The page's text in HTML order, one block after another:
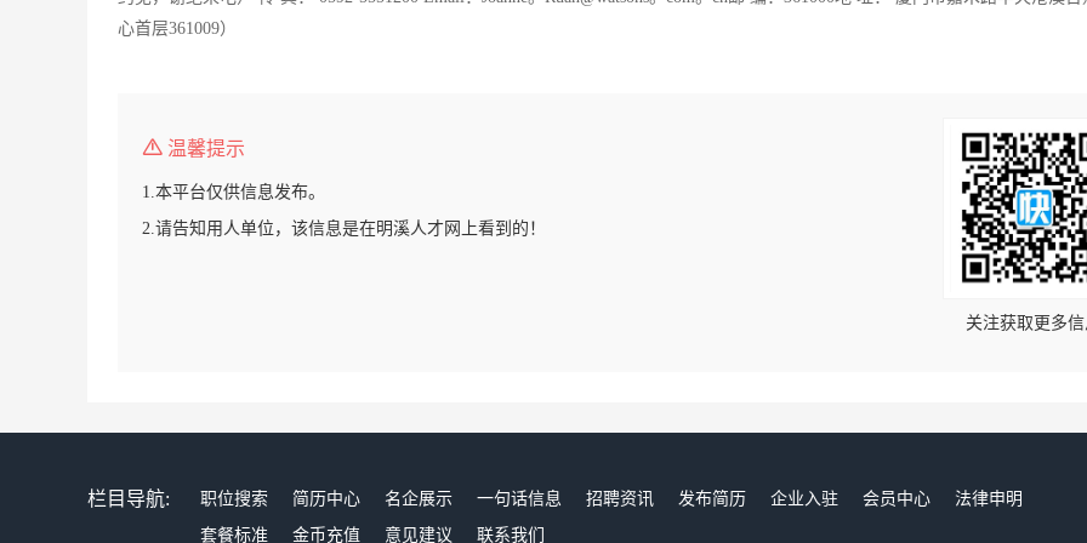
心首层361009）
温馨提示
1.本平台仅供信息发布。
2.请告知用人单位，该信息是在明溪人才网上看到的！
关注获取更多
栏目导航: 职位搜索 简历中心 名企展示 一句话信息 招聘资讯 发布简历 企业入驻 会员中心
法律申明
套餐标准
金币充值 意见建议 联系我们